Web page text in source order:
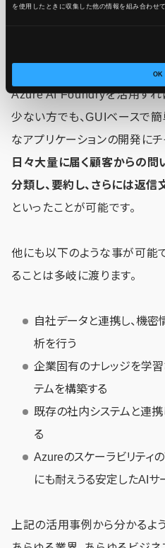
を使用したときに収集した他の情報を組み合わせ
OK
Azure AI Foundryを活用すれ
少ない方でも、GUIベースで
なアプリケーションの開発にチ
日々大量に届く顧客からの問
分類し、要約し、さらには返信
といったことが可能です。
他にも以下のような事が可能
ることは多岐に渡ります。
自社データと連携し、機
析を行う
企業固有のナレッジを学
テムを構築する
既存の社内システムと連
る
Azureのスケーラビリティ
にも耐えうる安定したAIサ
上記の活用事例から分かるよ